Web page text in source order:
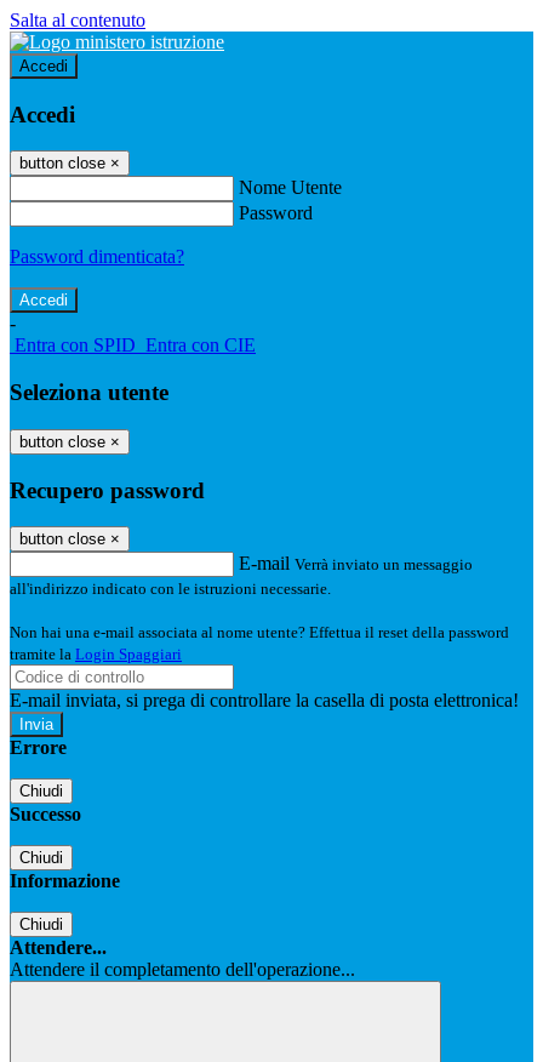
Salta al contenuto
Accedi
Accedi
button close ×
Nome Utente
Password
Password dimenticata?
-
Entra con SPID Entra con CIE
Seleziona utente
button close ×
Recupero password
button close ×
E-mail Verrà inviato un messaggio
all'indirizzo indicato con le istruzioni necessarie.
Non hai una e-mail associata al nome utente? Effettua il reset della password
tramite la Login Spaggiari
E-mail inviata, si prega di controllare la casella di posta elettronica!
Errore
Chiudi
Successo
Chiudi
Informazione
Chiudi
Attendere...
Attendere il completamento dell'operazione...